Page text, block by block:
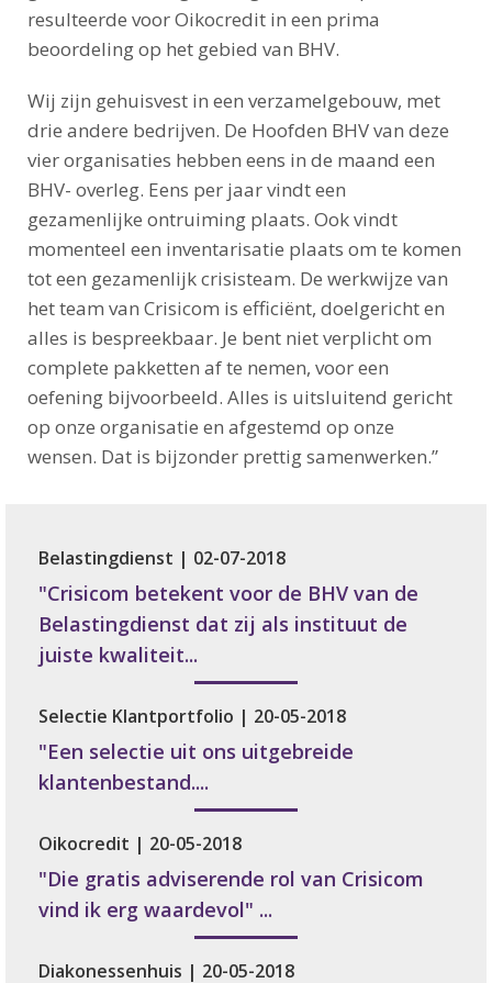
resulteerde voor Oikocredit in een prima
beoordeling op het gebied van BHV.
Wij zijn gehuisvest in een verzamelgebouw, met
drie andere bedrijven. De Hoofden BHV van deze
vier organisaties hebben eens in de maand een
BHV- overleg. Eens per jaar vindt een
gezamenlijke ontruiming plaats. Ook vindt
momenteel een inventarisatie plaats om te komen
tot een gezamenlijk crisisteam. De werkwijze van
het team van Crisicom is efficiënt, doelgericht en
alles is bespreekbaar. Je bent niet verplicht om
complete pakketten af te nemen, voor een
oefening bijvoorbeeld. Alles is uitsluitend gericht
op onze organisatie en afgestemd op onze
wensen. Dat is bijzonder prettig samenwerken.”
Belastingdienst | 02-07-2018
"Crisicom betekent voor de BHV van de
Belastingdienst dat zij als instituut de
juiste kwaliteit...
Selectie Klantportfolio | 20-05-2018
"Een selectie uit ons uitgebreide
klantenbestand....
Oikocredit | 20-05-2018
"Die gratis adviserende rol van Crisicom
vind ik erg waardevol" ...
Diakonessenhuis | 20-05-2018